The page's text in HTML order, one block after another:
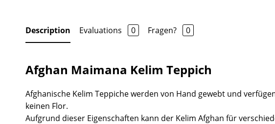
Description Evaluations 0 Fragen? 0
Afghan Maimana Kelim Teppich
Afghanische Kelim Teppiche werden von Hand gewebt und
keinen Flor.
Aufgrund dieser Eigenschaften kann der Kelim Afghan für